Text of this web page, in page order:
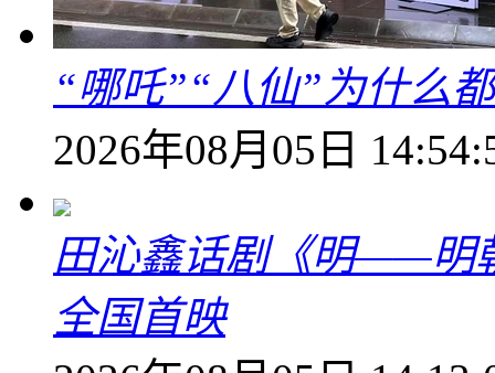
“哪吒”“八仙”为什么
2026年08月05日
田沁鑫话剧《明——明
全国首映